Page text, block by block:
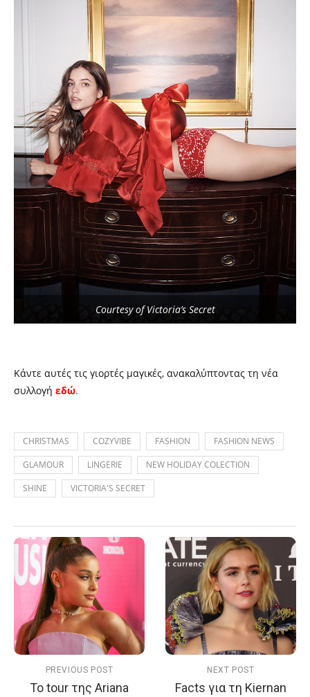
Courtesy of Victoria’s Secret
Κάντε αυτές τις γιορτές μαγικές, ανακαλύπτοντας τη νέα
συλλογή εδώ.
CHRISTMAS COZYVIBE FASHION
FASHION NEWS
GLAMOUR
LINGERIE
NEW HOLIDAY COLECTION
SHINE
VICTORIA'S SECRET
PREVIOUS POST
Το tour της Ariana
NEXT POST
Facts για τη Kiernan